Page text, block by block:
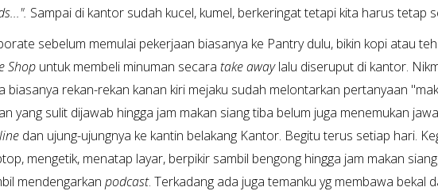
Sampai di kantor sudah kucel, kumel, berkeringat tetapi kita harus tetap
sebelum memulai pekerjaan biasanya ke Pantry dulu, bikin kopi atau
Shop untuk membeli minuman secaratake awaylalu diseruput di kantor.
biasanya rekan-rekan kanan kiri mejaku sudah melontarkan pertanyaan
yang sulit dijawab hingga jam makan siang tiba belum juga menemukan
dan ujung-ujungnya ke kantin belakang Kantor. Begitu terus setiap hari.
mengetik, menatap layar, berpikir sambil bengong hingga jam makan
mendengarkanpodcast. Terkadang ada juga temanku yg membawa bekal